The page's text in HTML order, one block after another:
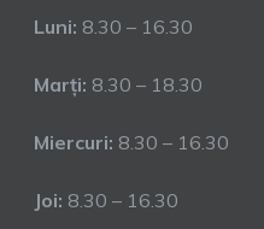
Luni: 8.30 – 16.30
Marți: 8.30 – 18.30
Miercuri: 8.30 – 16.30
Joi: 8.30 – 16.30